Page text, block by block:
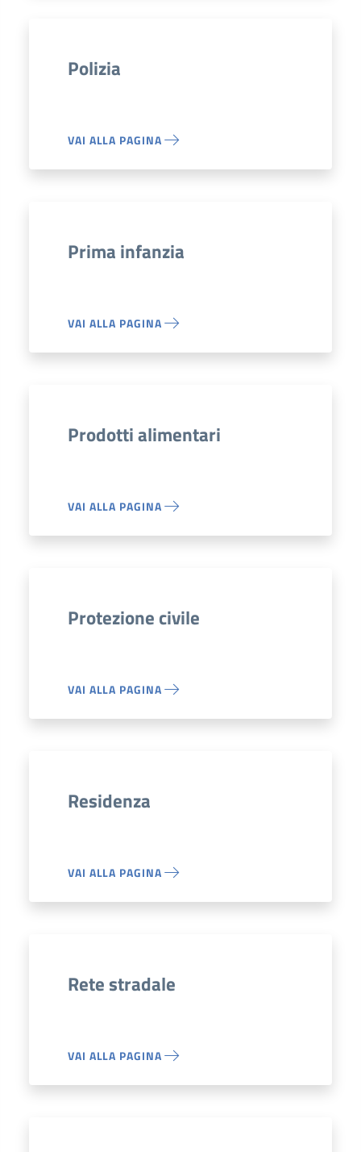
Polizia
VAI ALLA PAGINA
Prima infanzia
VAI ALLA PAGINA
Prodotti alimentari
VAI ALLA PAGINA
Protezione civile
VAI ALLA PAGINA
Residenza
VAI ALLA PAGINA
Rete stradale
VAI ALLA PAGINA